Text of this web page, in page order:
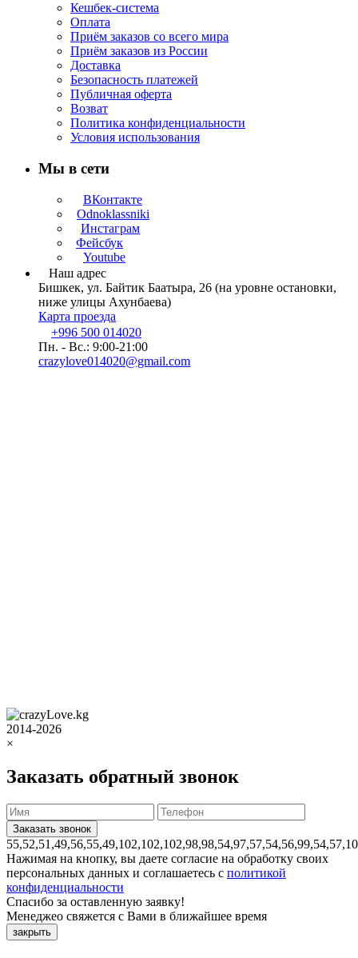
Кешбек-система
Оплата
Приём заказов со всего мира
Приём заказов из России
Доставка
Безопасность платежей
Публичная оферта
Возват
Политика конфиденциальности
Условия использования
Мы в сети
ВКонтакте
Odnoklassniki
Инстаграм
Фейсбук
Youtube
Наш адрес
Бишкек, ул. Байтик Баатыра, 26 (на уровне остановки,
ниже улицы Ахунбаева)
Карта проезда
+996 500 014020
Пн. - Вс.: 9:00-21:00
crazylove014020@gmail.com
2014-2026
×
Заказать обратный звонок
Нажимая на кнопку, вы даете согласие на обработку своих
персональных данных и соглашаетесь с политикой
конфиденциальности
Спасибо за оставленную заявку!
Менеджео свяжется с Вами в ближайшее время
закрыть